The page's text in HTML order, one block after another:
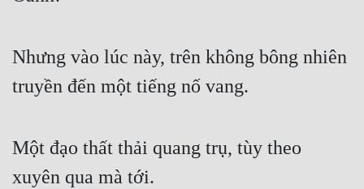
Nhưng vào lúc này, trên không bông nhiên
truyền đến một tiếng nố vang.
Một đạo thất thải quang trụ, tùy theo
xuyên qua mà tới.